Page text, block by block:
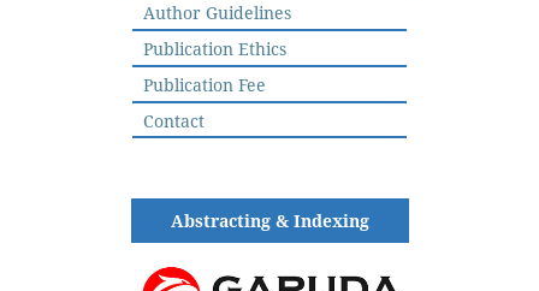
Author Guidelines
Publication Ethics
Publication Fee
Contact
Abstracting & Indexing